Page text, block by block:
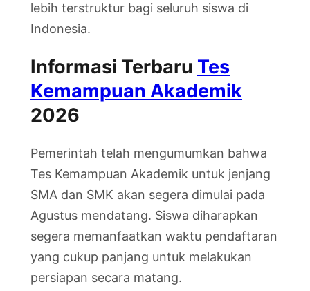
lebih terstruktur bagi seluruh siswa di
Indonesia.
Informasi Terbaru Tes
Kemampuan Akademik
2026
Pemerintah telah mengumumkan bahwa
Tes Kemampuan Akademik untuk jenjang
SMA dan SMK akan segera dimulai pada
Agustus mendatang. Siswa diharapkan
segera memanfaatkan waktu pendaftaran
yang cukup panjang untuk melakukan
persiapan secara matang.